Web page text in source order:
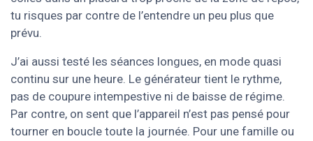
tu risques par contre de l’entendre un peu plus que
prévu.
J’ai aussi testé les séances longues, en mode quasi
continu sur une heure. Le générateur tient le rythme,
pas de coupure intempestive ni de baisse de régime.
Par contre, on sent que l’appareil n’est pas pensé pour
tourner en boucle toute la journée. Pour une famille ou